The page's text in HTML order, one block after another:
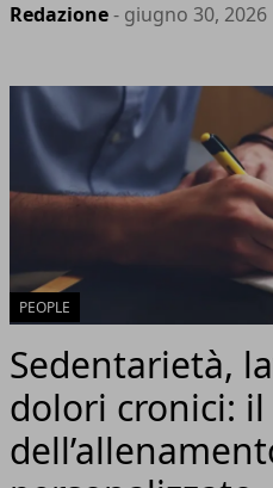
Redazione- giugno 30, 2026
PEOPLE
Sedentarietà,
dolori cronici: